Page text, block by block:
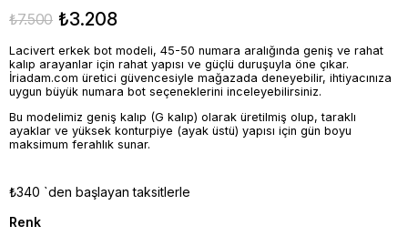
₺7.500 ₺3.208
Lacivert erkek bot modeli, 45-50 numara aralığında geniş ve rahat
kalıp arayanlar için rahat yapısı ve güçlü duruşuyla öne çıkar.
İriadam.com üretici güvencesiyle mağazada deneyebilir, ihtiyacınıza
uygun büyük numara bot seçeneklerini inceleyebilirsiniz.
Bu modelimiz geniş kalıp (G kalıp) olarak üretilmiş olup, taraklı
ayaklar ve yüksek konturpiye (ayak üstü) yapısı için gün boyu
maksimum ferahlık sunar.
₺340 `den başlayan taksitlerle
Renk